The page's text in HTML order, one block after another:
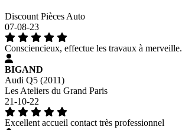
Discount Pièces Auto
07-08-23
Consciencieux, effectue les travaux à merveille.
BIGAND
Audi Q5 (2011)
Les Ateliers du Grand Paris
21-10-22
Excellent accueil contact très professionnel